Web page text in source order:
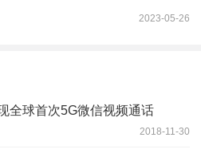
2023-05-26
全球首次5G微信视频通话
2018-11-30